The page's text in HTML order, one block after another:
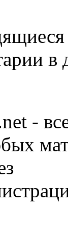
в
-